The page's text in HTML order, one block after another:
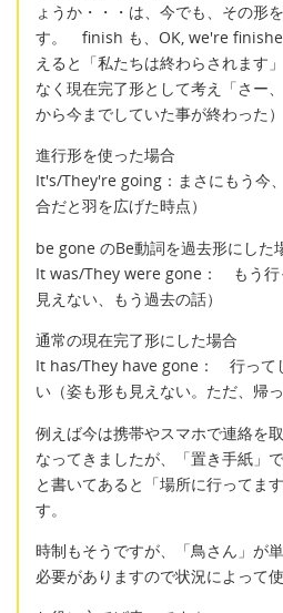
ょうか・・・は、今でも、その形
す。 finish も、OK, we're
えると「私たちは終わらされます
なく現在完了形として考え「さー
から今までしていた事が終わった
進行形を使った場合
It's/They're going：まさにもう今
合だと羽を広げた時点）
be gone のBe動詞を過去形にした
It was/They were gone： もう行
見えない、もう過去の話）
通常の現在完了形にした場合
It has/They have gone： 行って
い（姿も形も見えない。ただ、帰
例えば今は携帯やスマホで連絡を
なってきましたが、「置き手紙」
と書いてあると「場所に行ってま
す。
時制もそうですが、「鳥さん」が
必要がありますので状況によって